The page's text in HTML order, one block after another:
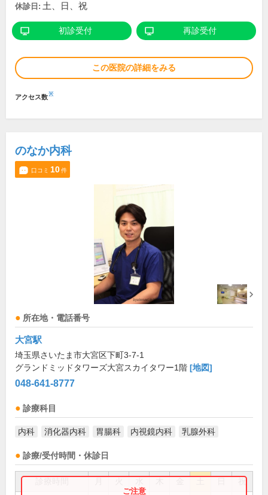
休診日: 土、日、祝
初診受付 再診受付
この医院の詳細をみる
アクセス数※
のなか内科
口コミ 10件
所在地・電話番号
大宮駅
埼玉県さいたま市大宮区下町3-7-1
グランドミッドタワーズ大宮スカイタワー1階 [地図]
048-641-8777
診療科目
内科 消化器内科 胃腸科 内視鏡内科 乳腺外科
診療/受付時間・休診日
祝